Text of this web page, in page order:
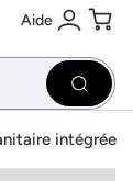
Aide
Se
intégrée